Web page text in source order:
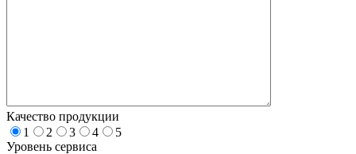
Качество продукции
1
2 3 4
5
Уровень сервиса